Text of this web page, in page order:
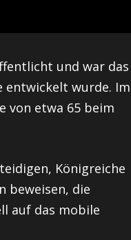
und war das
entwickelt wurde. Im
von etwa 65 beim
Königreiche
beweisen, die
auf das mobile